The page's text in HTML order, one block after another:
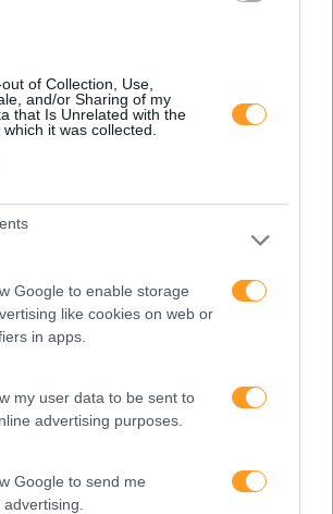
of Collection, Use,
and/or Sharing of my
that Is Unrelated with the
it was collected.
Google to enable storage
like cookies on web or
in apps.
my user data to be sent to
advertising purposes.
Google to send me